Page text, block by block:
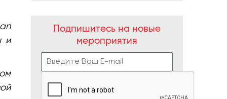
Подпишитесь на новые
мероприятия
и